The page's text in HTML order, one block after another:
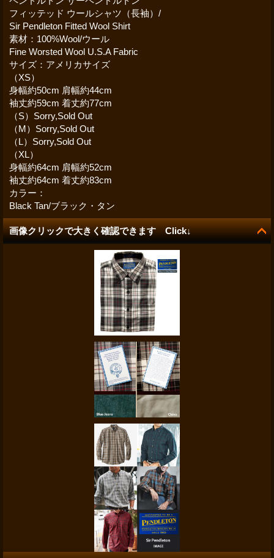
フィッテッド ウールシャツ（長袖）/
Sir Pendleton Fitted Wool Shirt
素材：100%Wool/ウール
Fine Worsted Wool U.S.A Fabric
サイズ：アメリカサイズ
（XS）
身幅約50cm 肩幅約44cm
袖丈約59cm 着丈約77cm
（S）Sorry,Sold Out
（M）Sorry,Sold Out
（L）Sorry,Sold Out
（XL）
身幅約64cm 肩幅約52cm
袖丈約64cm 着丈約83cm
カラー：
Black Tan/ブラック・タン
画像クリックで大きく確認できます Click↓